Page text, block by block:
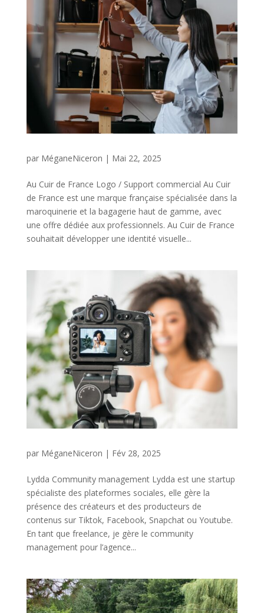
par MéganeNiceron | Mai 22, 2025
Au Cuir de France Logo / Support commercial Au Cuir
de France est une marque française spécialisée dans la
maroquinerie et la bagagerie haut de gamme, avec
une offre dédiée aux professionnels. Au Cuir de France
souhaitait développer une identité visuelle...
par MéganeNiceron | Fév 28, 2025
Lydda Community management Lydda est une startup
spécialiste des plateformes sociales, elle gère la
présence des créateurs et des producteurs de
contenus sur Tiktok, Facebook, Snapchat ou Youtube.
En tant que freelance, je gère le community
management pour l’agence...